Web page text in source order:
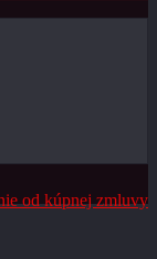
od kúpnej zmluvy